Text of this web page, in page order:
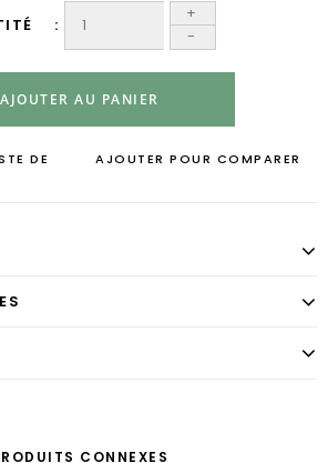
+
-
AJOUTER AU PANIER
DE
AJOUTER POUR COMPARER
CONNEXES